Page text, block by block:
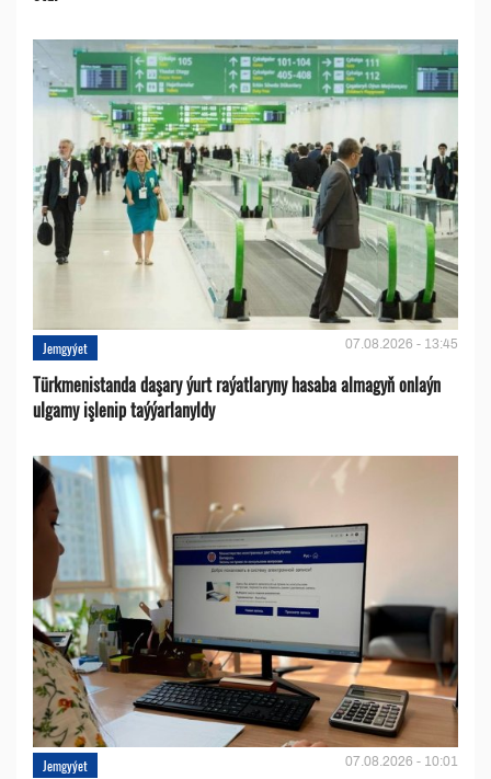
Jemgyýet 07.08.2026 - 13:45
Türkmenistanda daşary ýurt raýatlaryny hasaba almagyň onlaýn
ulgamy işlenip taýýarlanyldy
Jemgyýet 07.08.2026 - 10:01